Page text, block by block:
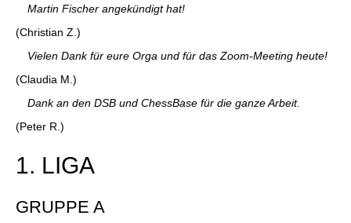
Martin Fischer angekündigt hat!
(Christian Z.)
Vielen Dank für eure Orga und für das Zoom-Meeting heute!
(Claudia M.)
Dank an den DSB und ChessBase für die ganze Arbeit.
(Peter R.)
1. LIGA
GRUPPE A